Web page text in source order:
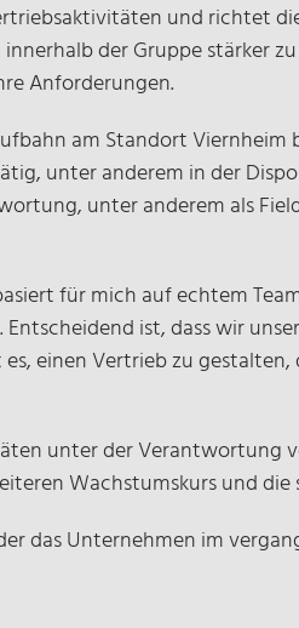
und richtet
der Gruppe stärker
Anforderungen.
am Standort
unter anderem in der
unter anderem als
für mich auf echtem
ist, dass wir
einen Vertrieb zu
unter der Verantwortung
Wachstumskurs und
das Unternehmen im